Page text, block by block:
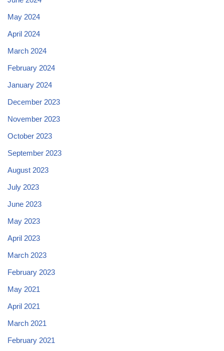
May 2024
April 2024
March 2024
February 2024
January 2024
December 2023
November 2023
October 2023
September 2023
August 2023
July 2023
June 2023
May 2023
April 2023
March 2023
February 2023
May 2021
April 2021
March 2021
February 2021